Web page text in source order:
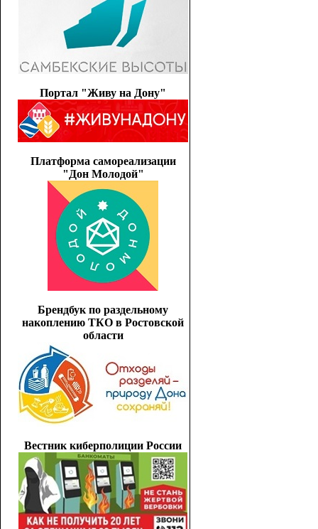
Портал "Живу на Дону"
Платформа самореализации
"Дон Молодой"
Брендбук по раздельному
накоплению ТКО в Ростовской
области
Вестник киберполиции России